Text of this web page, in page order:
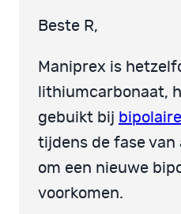
Beste R,
Maniprex is
lithiumcarbonaat,
gebuikt bij
tijdens de fase van
om een nieuwe
voorkomen.